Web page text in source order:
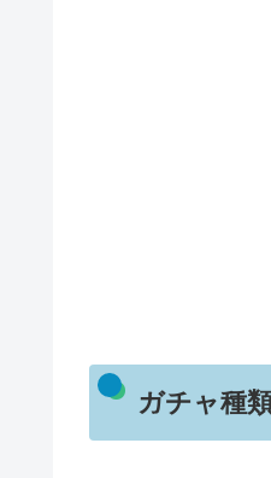
ガチャ種